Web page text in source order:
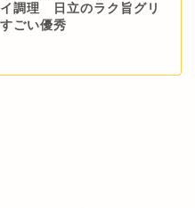
調理 日立のラク旨グリ
ごい優秀